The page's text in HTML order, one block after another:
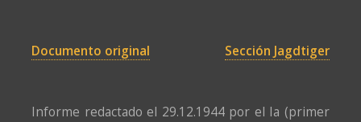
Documento original Sección Jagdtiger
Informe redactado el 29.12.1944 por el Ia (primer